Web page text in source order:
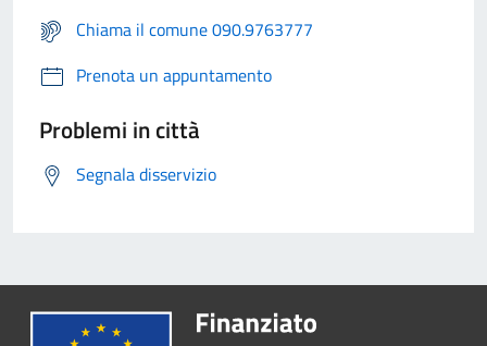
Chiama il comune 090.9763777
Prenota un appuntamento
Problemi in città
Segnala disservizio